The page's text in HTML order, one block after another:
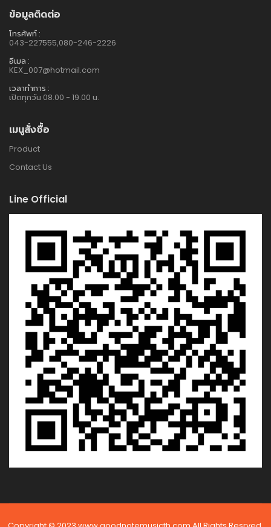
ข้อมูลติดต่อ
โทรศัพท์ :
043-227555,080-246-2226
อีเมล :
KEX_007@hotmail.com
เวลาทำการ :
เปิดทุกวัน 08.00 - 19.00 น.
เมนูสั่งซื้อ
Product
Contact Us
Line Official